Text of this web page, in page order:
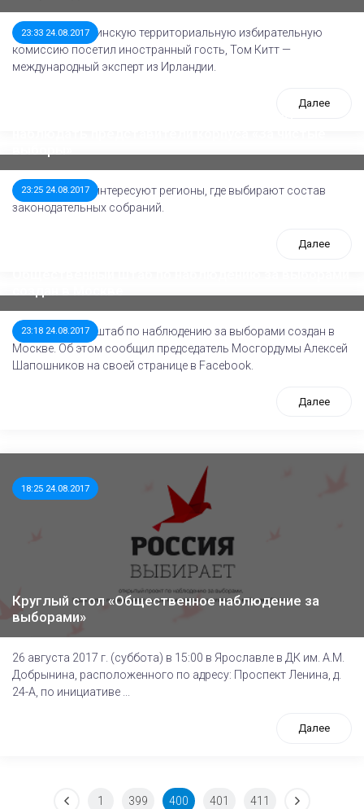
23:33 24.08.2017
22 августа гатчинскую территориальную избирательную
комиссию посетил иностранный гость, Том Китт —
международный эксперт из Ирландии.
Далее
23:25 24.08.2017
Наблюдателей интересуют регионы, где выбирают состав
законодательных собраний.
Далее
23:18 24.08.2017
Общественный штаб по наблюдению за выборами создан в
Москве. Об этом сообщил председатель Мосгордумы Алексей
Шапошников на своей странице в Facebook.
Далее
18:25 24.08.2017
Круглый стол ​«Общественное наблюдение за
выборами»
26 августа 2017 г. ​(суббота) ​в 15:00 в Ярославле в ДК им. А.М.
Добрынина, расположенного по адресу: Проспект Ленина, д.
24-А, по инициативе ...
Далее
1 399 400 401 411